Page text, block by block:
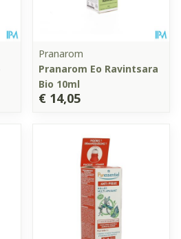
Pranarom
Pranarom Eo Ravintsara
Bio 10ml
€ 14,05